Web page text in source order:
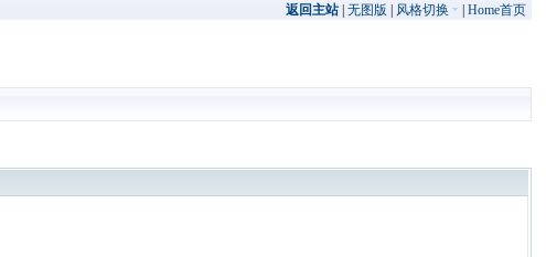
返回主站| 无图版 风格切换 Home首页